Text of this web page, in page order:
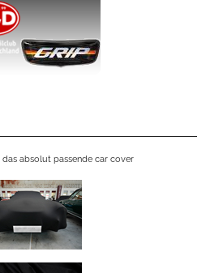
das absolut passende car cover